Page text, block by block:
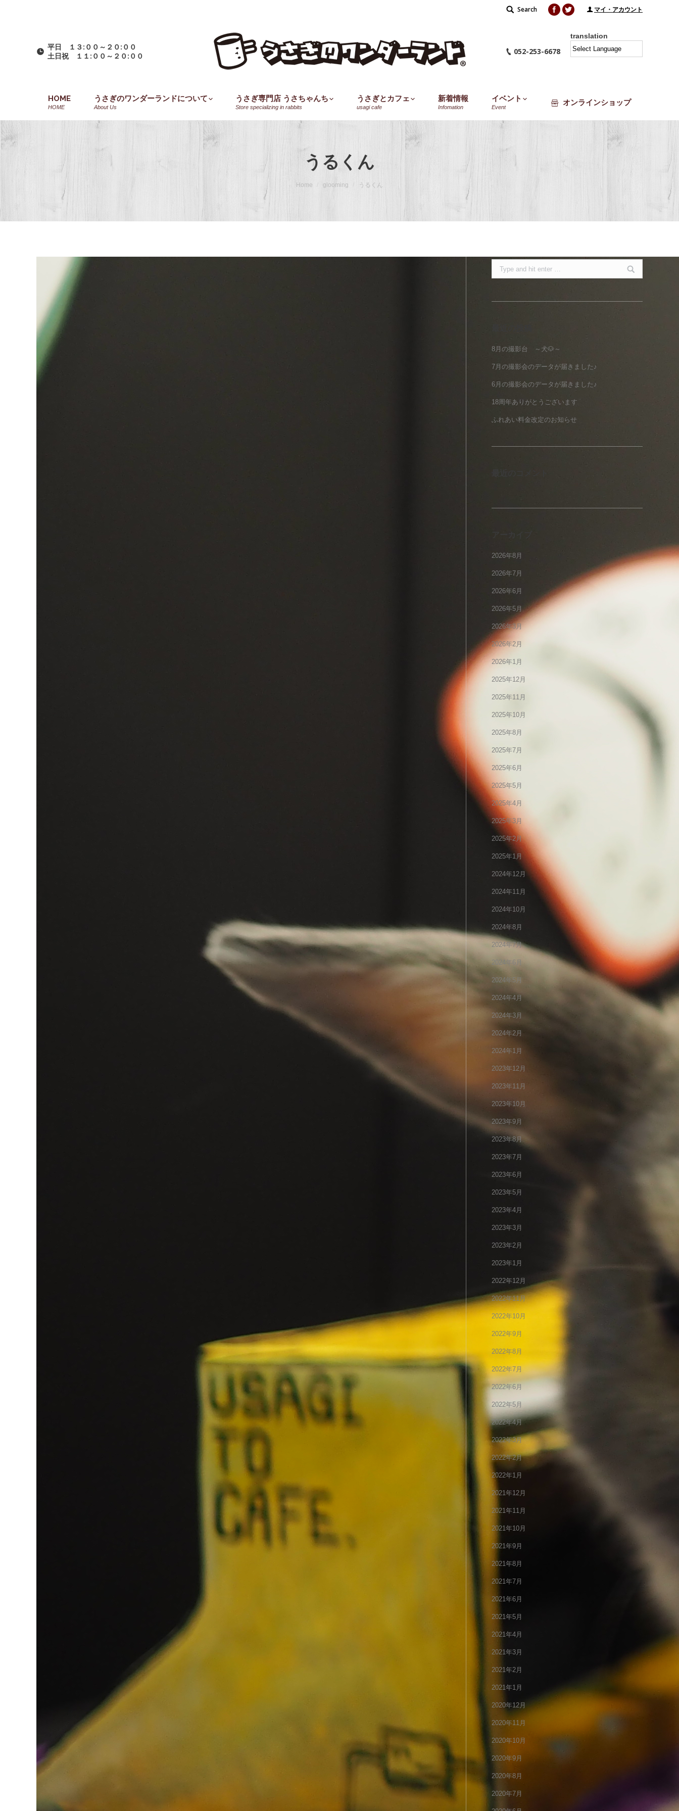
Search:
Search Facebook
Twitter マイ・アカウント
平日 １３:００～２０:００
土日祝 １１:００～２０:００
052-253-6678
translation
HOME
HOME
うさぎのワンダーランドについて
About Us
うさぎ専門店 うさちゃんち
Store specializing in rabbits
うさぎとカフェ
usagi cafe
新着情報
Infomation
イベント
Event
オンラインショップ
うるくん
Home glooming うるくん
Search:
8月の撮影台 ～犬🐶～
7月の撮影会のデータが届きました♪
6月の撮影会のデータが届きました♪
18周年ありがとうございます
ふれあい料金改定のお知らせ
2026年8月
2026年7月
2026年6月
2026年5月
2026年3月
2026年2月
2026年1月
2025年12月
2025年11月
2025年10月
2025年8月
2025年7月
2025年6月
2025年5月
2025年4月
2025年3月
2025年2月
2025年1月
2024年12月
2024年11月
2024年10月
2024年8月
2024年7月
2024年6月
2024年5月
2024年4月
2024年3月
2024年2月
2024年1月
2023年12月
2023年11月
2023年10月
2023年9月
2023年8月
2023年7月
2023年6月
2023年5月
2023年4月
2023年3月
2023年2月
2023年1月
2022年12月
2022年11月
2022年10月
2022年9月
2022年8月
2022年7月
2022年6月
2022年5月
2022年4月
2022年3月
2022年2月
2022年1月
2021年12月
2021年11月
2021年10月
2021年9月
2021年8月
2021年7月
2021年6月
2021年5月
2021年4月
2021年3月
2021年2月
2021年1月
2020年12月
2020年11月
2020年10月
2020年9月
2020年8月
2020年7月